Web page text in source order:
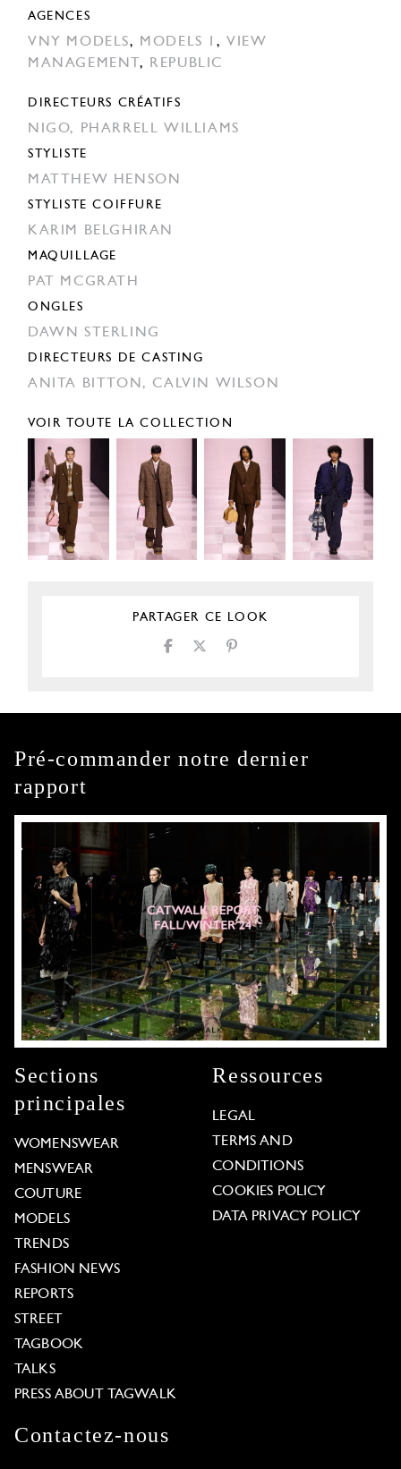
AGENCES
VNY MODELS, MODELS 1,VIEW
MANAGEMENT , REPUBLIC
DIRECTEURS CRÉATIFS
NIGO, PHARRELL WILLIAMS
STYLISTE
MATTHEW HENSON
STYLISTE COIFFURE
KARIM BELGHIRAN
MAQUILLAGE
PAT MCGRATH
ONGLES
DAWN STERLING
DIRECTEURS DE CASTING
ANITA BITTON, CALVIN WILSON
VOIR TOUTE LA COLLECTION
PARTAGER CE LOOK
Pré-commander notre dernier
rapport
Sections
principales
WOMENSWEAR
MENSWEAR
COUTURE
MODELS
TRENDS
FASHION NEWS
REPORTS
STREET
TAGBOOK
TALKS
PRESS ABOUT TAGWALK
Ressources
LEGAL
TERMS AND
CONDITIONS
COOKIES POLICY
DATA PRIVACY POLICY
Contactez-nous